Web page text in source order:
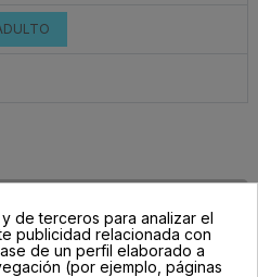
de terceros para analizar el
publicidad relacionada con
de un perfil elaborado a
(por ejemplo, páginas